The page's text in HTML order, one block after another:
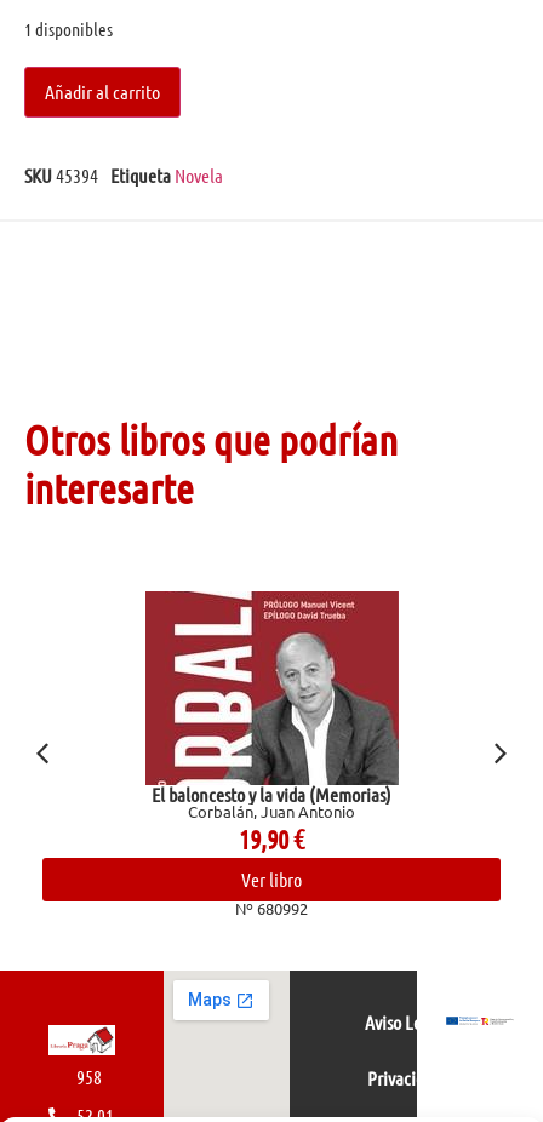
1 disponibles
Añadir al carrito
SKU45394 Etiqueta Novela
Otros libros que podrían
interesarte
El baloncesto y la vida (Memorias)
Corbalán, Juan Antonio
19,90€
Ver libro
Nº 680992
958
52 01
Aviso Legal
Privacidad